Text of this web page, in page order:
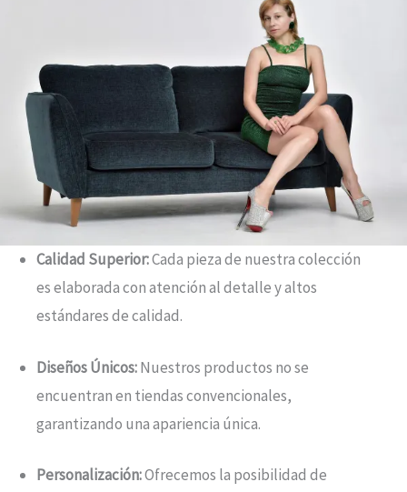
Calidad Superior:Cada pieza de nuestra colección
es elaborada con atención al detalle y altos
estándares de calidad.
Diseños Únicos:Nuestros productos no se
encuentran en tiendas convencionales,
garantizando una apariencia única.
Personalización:Ofrecemos la posibilidad de